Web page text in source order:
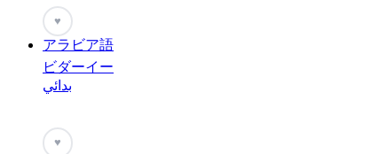
♥
アラビア語
ビダーイー
بدائي
♥